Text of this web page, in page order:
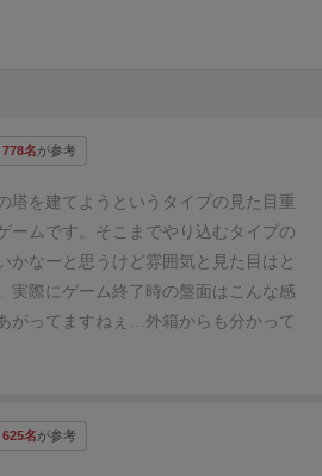
778名が参考
塔を建てようというタイプの見た目重
ームです。 そこまでやり込むタイプの
かなーと思うけど雰囲気と見た目はと
実際にゲーム終了時の盤面はこんな感
がってますねぇ… 外箱からも分かって
けた瞬間の感想が
かしい感じがしていいですね、踏むと
建物と自分の手持ち資材を旨く使いつ
625名が参考